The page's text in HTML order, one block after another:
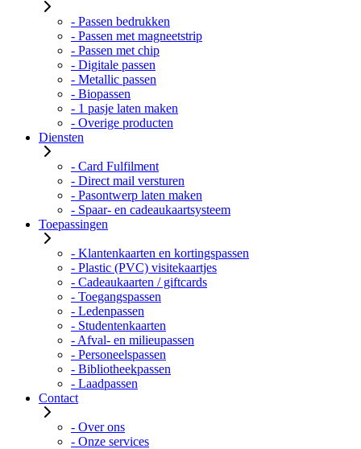
- Passen bedrukken
- Passen met magneetstrip
- Passen met chip
- Digitale passen
- Metallic passen
- Biopassen
- 1 pasje laten maken
- Overige producten
Diensten
- Card Fulfilment
- Direct mail versturen
- Pasontwerp laten maken
- Spaar- en cadeaukaartsysteem
Toepassingen
- Klantenkaarten en kortingspassen
- Plastic (PVC) visitekaartjes
- Cadeaukaarten / giftcards
- Toegangspassen
- Ledenpassen
- Studentenkaarten
- Afval- en milieupassen
- Personeelspassen
- Bibliotheekpassen
- Laadpassen
Contact
- Over ons
- Onze services